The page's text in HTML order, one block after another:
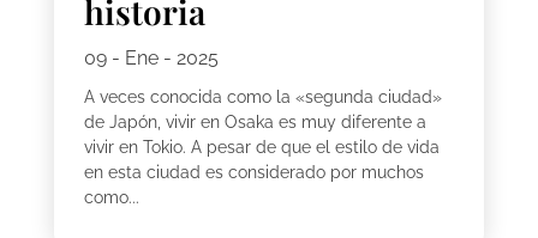
historia
09 - Ene - 2025
A veces conocida como la «segunda ciudad»
de Japón, vivir en Osaka es muy diferente a
vivir en Tokio. A pesar de que el estilo de vida
en esta ciudad es considerado por muchos
como...